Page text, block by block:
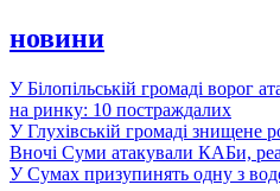
новини
У Білопільській громаді ворог
на ринку: 10 постраждалих
У Глухівській громаді знищене
Вночі Суми атакували КАБи,
У Сумах призупинять одну з